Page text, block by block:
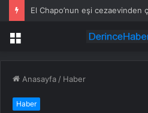
Menü
Anasayfa / Haber
Haber